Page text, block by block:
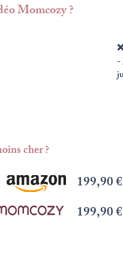
Momcozy ?
-
cher ?
199,90 €
199,90 €